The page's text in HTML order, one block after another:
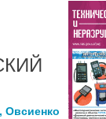
Овсиенко